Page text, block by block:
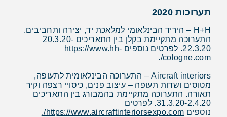
תערוכות 2020
H+H – היריד הבינלאומי למלאכת יד, יצירה ותחביבים.
התערוכה מתקיימת בקלן בין התאריכים 20.3.20-
22.3.20. לפרטים נוספים
https://www.hh-
cologne.com/
.
Aircraft interiors – התערוכה הבינלאומית לתעופה,
מטוסים ושדות תעופה – עיצוב פנים, כיסויי רצפה וקיר
תאורה. התערוכה מתקיימת בהמבורג בין התאריכים
31.3.20-2.4.20. לפרטים
נוספים https://www.aircraftinteriorsexpo.com/
.